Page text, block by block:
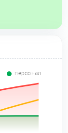
персонал